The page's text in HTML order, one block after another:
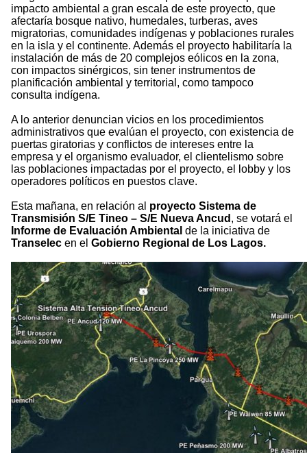
impacto ambiental a gran escala de este proyecto, que
afectaría bosque nativo, humedales, turberas, aves
migratorias, comunidades indígenas y poblaciones rurales
en la isla y el continente. Además el proyecto habilitaría la
instalación de más de 20 complejos eólicos en la zona,
con impactos sinérgicos, sin tener instrumentos de
planificación ambiental y territorial, como tampoco
consulta indígena.
A lo anterior denuncian vicios en los procedimientos
administrativos que evalúan el proyecto, con existencia de
puertas giratorias y conflictos de intereses entre la
empresa y el organismo evaluador, el clientelismo sobre
las poblaciones impactadas por el proyecto, el lobby y los
operadores políticos en puestos clave.
Esta mañana, en relación al proyecto Sistema de
Transmisión S/E Tineo – S/E Nueva Ancud , se votará el
Informe de Evaluación Ambiental de la iniciativa de
Transelec en el Gobierno Regional de Los Lagos.